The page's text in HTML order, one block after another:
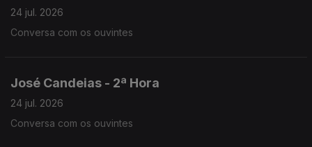
24 jul. 2026
Conversa com os ouvintes
José Candeias - 2ª Hora
24 jul. 2026
Conversa com os ouvintes